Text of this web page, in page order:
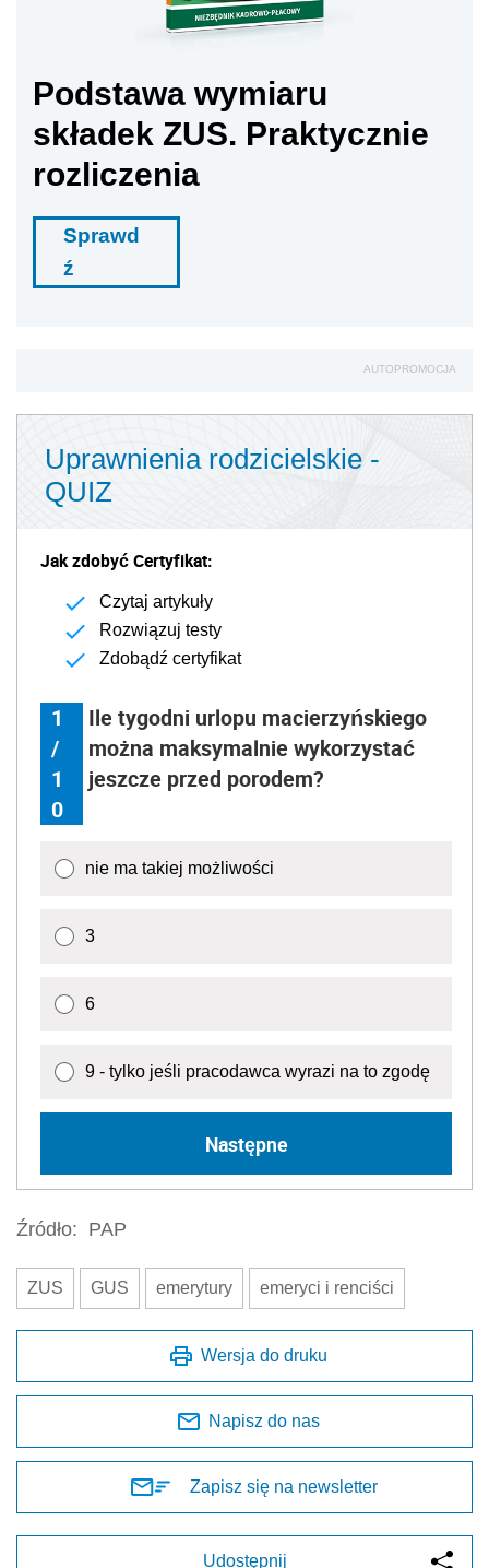
Podstawa wymiaru
składek ZUS. Praktycznie
rozliczenia
Sprawd
ź
AUTOPROMOCJA
Uprawnienia rodzicielskie -
QUIZ
Jak zdobyć Certyfikat:
Czytaj artykuły
Rozwiązuj testy
Zdobądź certyfikat
1
/
1
0
Ile tygodni urlopu macierzyńskiego
można maksymalnie wykorzystać
jeszcze przed porodem?
nie ma takiej możliwości
3
6
9 - tylko jeśli pracodawca wyrazi na to zgodę
Następne
Źródło: PAP
ZUS GUS emerytury emeryci i renciści
Wersja do druku
Napisz do nas
Zapisz się na newsletter
Udostępnij